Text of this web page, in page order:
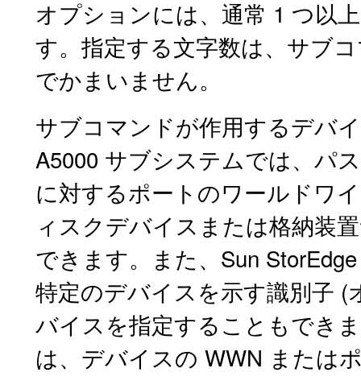
オプションには、通常 1 つ以
す。指定する文字数は、サブ
でかまいません。
サブコマンドが作用するデバ
A5000 サブシステムでは、パ
に対するポートのワールドワ
ィスクデバイスまたは格納装
できます。また、Sun
特定のデバイスを示す識別子
バイスを指定することもでき
は、デバイスの WWN または